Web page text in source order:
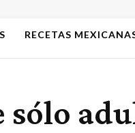
RECETAS
sólo